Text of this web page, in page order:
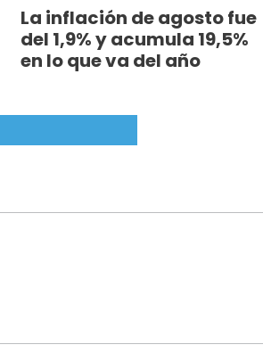
La inflación de agosto fue
del 1,9% y acumula 19,5%
en lo que va del año